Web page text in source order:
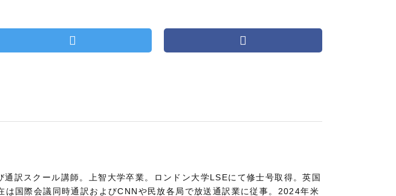
通訳スクール講師。上智大学卒業。ロンドン大学LSEにて修士号取得。英国
は国際会議同時通訳およびCNNや民放各局で放送通訳業に従事。2024年米